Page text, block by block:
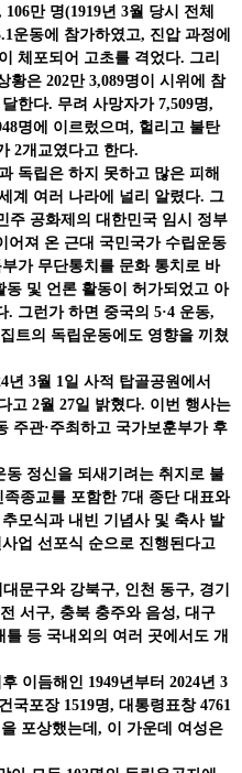
만 명(1919년 3월 당시 전체
운동에 참가하였고, 진압 과정에
체포되어 고초를 격었다. 그리
황은 202만 3,089명이 시위에 참
한다. 무려 사망자가 7,509명,
명에 이르렀으며, 헐리고 불탄
2개교였다고 한다.
독립은 하지 못하고 많은 피해
계 여러 나라에 널리 알렸다. 그
주 공화제의 대한민국 임시 정부
어져 온 근대 국민국가 수립운동
가 무단통치를 문화 통치로 바
및 언론 활동이 허가되었고 아
그런가 하면 중국의 5·4 운동,
트의 독립운동에도 영향을 끼쳤
3월 1일 사적 탑골공원에서
고 2월 27일 밝혔다. 이번 행사는
주관·주최하고 국가보훈부가 후
정신을 되새기려는 취지로 불
종교를 포함한 7대 종단 대표와
모식과 내빈 기념사 및 축사 발
업 선포식 순으로 진행된다고
문구와 강북구, 인천 동구, 경기
서구, 충북 충주와 음성, 대구
등 국내외의 여러 곳에서도 개
이듬해인 1949년부터 2024년 3
국포장 1519명, 대통령표창 4761
포상했는데, 이 가운데 여성은